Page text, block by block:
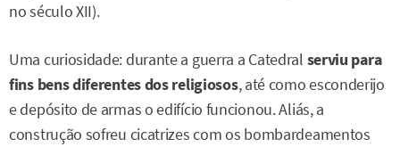
no século XII).
Uma curiosidade: durante a guerra a Catedral serviu para
fins bens diferentes dos religiosos, até como esconderijo
e depósito de armas o edifício funcionou. Aliás, a
construção sofreu cicatrizes com os bombardeamentos